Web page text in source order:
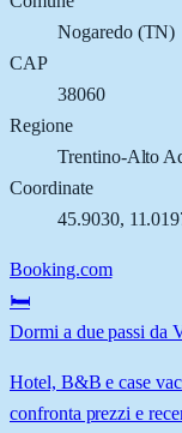
Nogaredo(TN)
CAP
38060
Regione
Trentino-Alto
Coordinate
45.9030,
Booking.com
🛏️
Dormi a due passi da
Hotel, B&B e case
confronta prezzi e